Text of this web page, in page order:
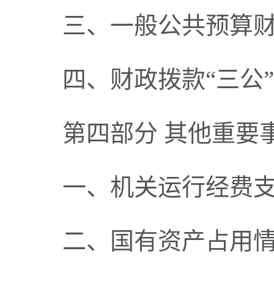
三、一般公共预算
四、财政拨款“三
第四部分 其他重要
一、机关运行经费
二、国有资产占用